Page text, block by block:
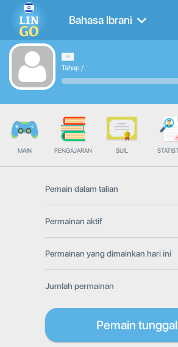
Bahasa Ibrani
Tahap/
MAIN PENGAJARAN SIJIL
Pemain dalam talian
Permainan aktif
Permainan yang dimainkan hari ini
Jumlah permainan
Pemain tunggal